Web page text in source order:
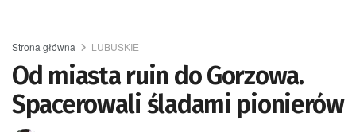
Strona główna LUBUSKIE
Od miasta ruin do Gorzowa.
Spacerowali śladami pionierów